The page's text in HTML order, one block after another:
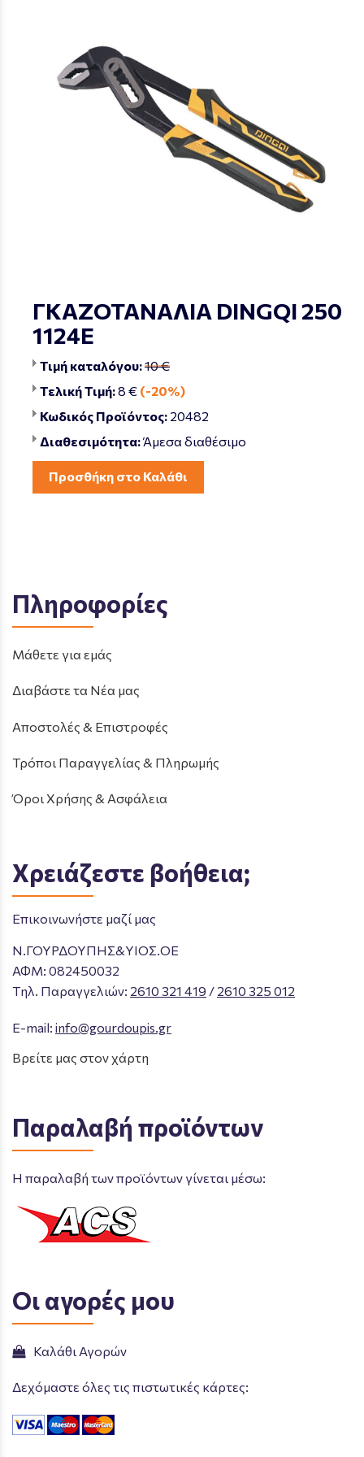
ΓΚΑΖΟΤΑΝΑΛΙΑ DINGQI 250
1124Ε
Τιμή καταλόγου:10 €
Τελική Τιμή:8 € (-20%)
Κωδικός Προϊόντος: 20482
Διαθεσιμότητα:Άμεσα διαθέσιμο
Προσθήκη στο Καλάθι
Πληροφορίες
Μάθετε για εμάς
Διαβάστε τα Νέα μας
Αποστολές & Επιστροφές
Τρόποι Παραγγελίας & Πληρωμής
Όροι Χρήσης & Ασφάλεια
Χρειάζεστε βοήθεια;
Επικοινωνήστε μαζί μας
Ν.ΓΟΥΡΔΟΥΠΗΣ&ΥΙΟΣ.ΟΕ
ΑΦΜ: 082450032
Tηλ. Παραγγελιών: 2610 321 419 / 2610 325 012
E-mail: info@gourdoupis.gr
Βρείτε μας στον χάρτη
Παραλαβή προϊόντων
Η παραλαβή των προϊόντων γίνεται μέσω:
Οι αγορές μου
Καλάθι Αγορών
Δεχόμαστε όλες τις πιστωτικές κάρτες: